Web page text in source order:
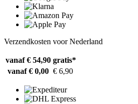
Verzendkosten voor Nederland
vanaf € 54,90 gratis*
vanaf € 0,00 € 6,90